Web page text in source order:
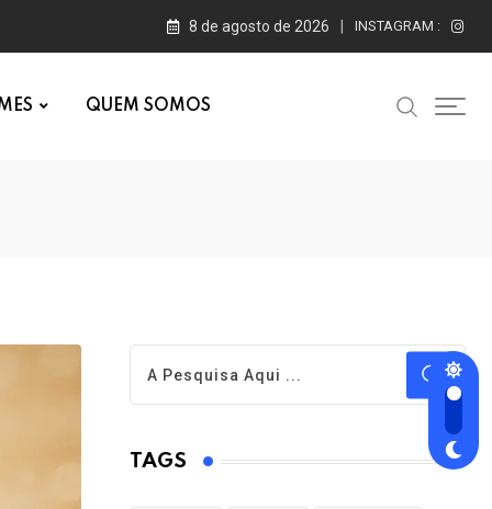
8 de agosto de 2026 INSTAGRAM :
QUEM SOMOS
TAGS